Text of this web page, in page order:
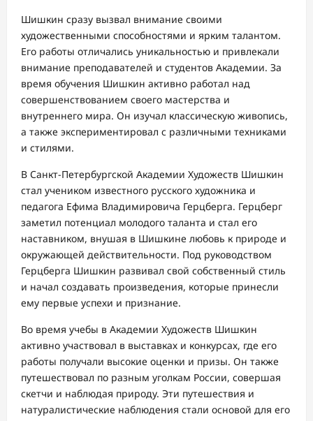
Шишкин сразу вызвал внимание своими
художественными способностями и ярким талантом.
Его работы отличались уникальностью и привлекали
внимание преподавателей и студентов Академии. За
время обучения Шишкин активно работал над
совершенствованием своего мастерства и
внутреннего мира. Он изучал классическую живопись,
а также экспериментировал с различными техниками
и стилями.
В Санкт-Петербургской Академии Художеств Шишкин
стал учеником известного русского художника и
педагога Ефима Владимировича Герцберга. Герцберг
заметил потенциал молодого таланта и стал его
наставником, внушая в Шишкине любовь к природе и
окружающей действительности. Под руководством
Герцберга Шишкин развивал свой собственный стиль
и начал создавать произведения, которые принесли
ему первые успехи и признание.
Во время учебы в Академии Художеств Шишкин
активно участвовал в выставках и конкурсах, где его
работы получали высокие оценки и призы. Он также
путешествовал по разным уголкам России, совершая
скетчи и наблюдая природу. Эти путешествия и
натуралистические наблюдения стали основой для его